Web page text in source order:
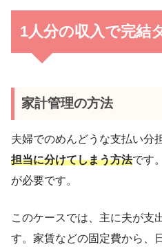
1人分の収入で完結
家計管理の方法
夫婦でのめんどうな支払い分
担当に分けてしまう方法です
が必要です。
このケースでは、主に夫が支
す。家賃などの固定費から、